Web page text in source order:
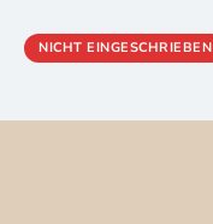
NICHT EINGESCHRIEBEN